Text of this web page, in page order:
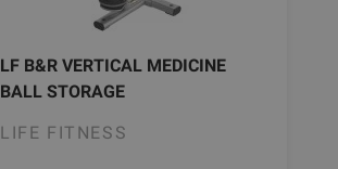
LF B&R VERTICAL MEDICINE
BALL STORAGE
LIFE FITNESS